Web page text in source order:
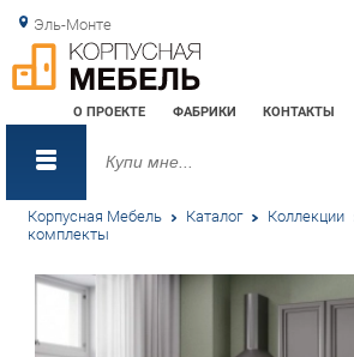
Эль-Монте
О ПРОЕКТЕ ФАБРИКИ КОНТАКТЫ
Корпусная Мебель Каталог Коллекции
комплекты